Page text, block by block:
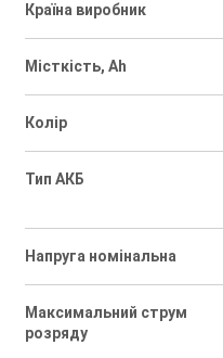
Країна виробник
Місткість, Ah
Колір
Тип АКБ
Напруга номінальна
Максимальний струм
розряду